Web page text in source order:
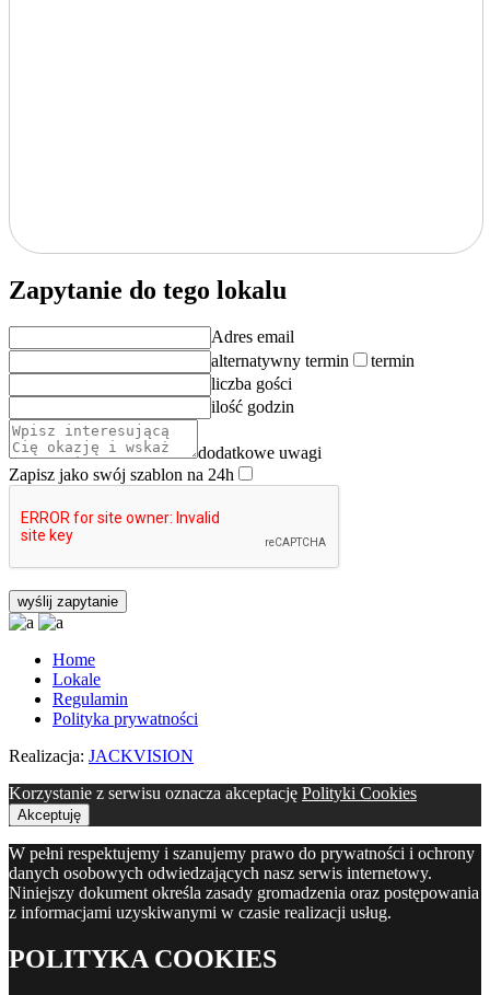
Zapytanie do tego lokalu
Adres email
alternatywny termin
termin
liczba gości
ilość godzin
dodatkowe uwagi
Zapisz jako swój szablon na 24h
Home
Lokale
Regulamin
Polityka prywatności
Realizacja: JACKVISION
Korzystanie z serwisu oznacza akceptację Polityki Cookies
Akceptuję
W pełni respektujemy i szanujemy prawo do prywatności i ochrony
danych osobowych odwiedzających nasz serwis internetowy.
Niniejszy dokument określa zasady gromadzenia oraz postępowania
z informacjami uzyskiwanymi w czasie realizacji usług.
POLITYKA COOKIES